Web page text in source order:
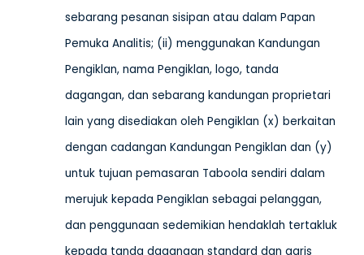
sebarang pesanan sisipan atau dalam Papan
Pemuka Analitis; (ii) menggunakan Kandungan
Pengiklan, nama Pengiklan, logo, tanda
dagangan, dan sebarang kandungan proprietari
lain yang disediakan oleh Pengiklan (x) berkaitan
dengan cadangan Kandungan Pengiklan dan (y)
untuk tujuan pemasaran Taboola sendiri dalam
merujuk kepada Pengiklan sebagai pelanggan,
dan penggunaan sedemikian hendaklah tertakluk
kepada tanda dagangan standard dan garis